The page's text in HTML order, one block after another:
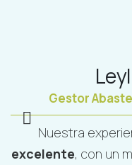
Gestor
Nuestra
excelente, con un